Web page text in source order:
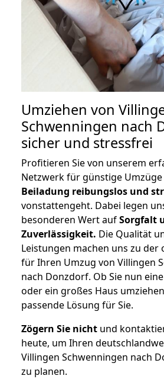
Umziehen von
Schwenningen nach
sicher und stressfrei
Profitieren Sie von unserem
Netzwerk für günstige
Beiladung reibungslos und
vonstattengeht. Dabei legen
besonderen Wert aufSorgfalt
Zuverlässigkeit. Die Qualität
Leistungen machen uns zu der
für Ihren Umzug von Villingen
nach Donzdorf. Ob Sie nun
oder ein großes Haus
passende Lösung für Sie.
Zögern Sie nicht und
heute, um Ihren
Villingen Schwenningen nach
zu planen.